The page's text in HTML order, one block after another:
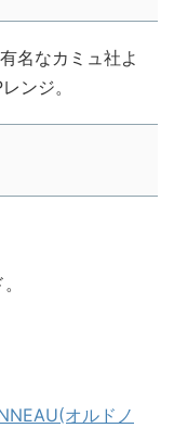
名なカミュ社よ
ンジ。
オルドノ